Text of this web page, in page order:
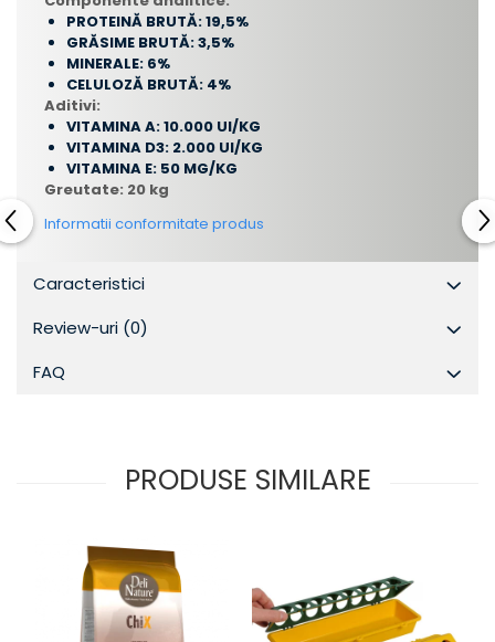
PROTEINĂ BRUTĂ: 19,5%
GRĂSIME BRUTĂ: 3,5%
MINERALE: 6%
CELULOZĂ BRUTĂ: 4%
Aditivi:
VITAMINA A: 10.000 UI/KG
VITAMINA D3: 2.000 UI/KG
VITAMINA E: 50 MG/KG
Greutate: 20 kg
Informatii conformitate produs
Caracteristici
Review-uri (0)
FAQ
PRODUSE SIMILARE